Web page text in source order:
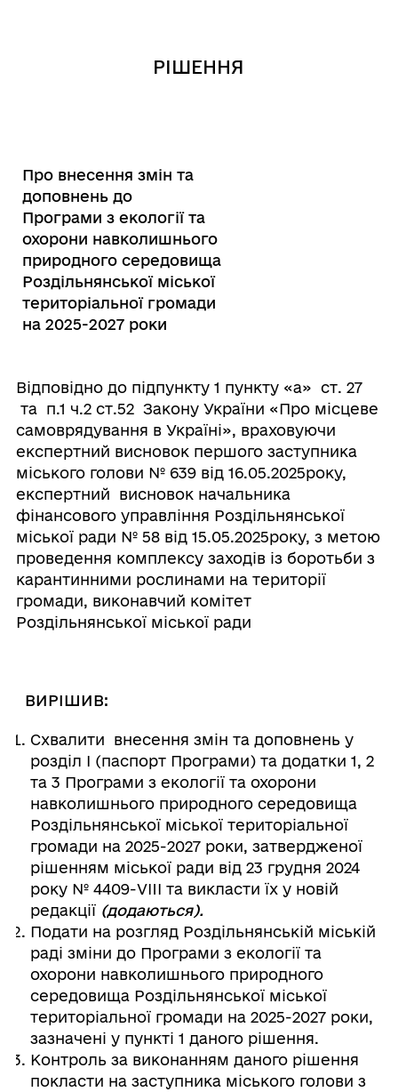
РІШЕННЯ
Про внесення змін та
доповнень до
Програми з екології та
охорони навколишнього
природного середовища
Роздільнянської міської
територіальної громади
на 2025-2027 роки
Відповідно до підпункту 1 пункту «а» ст. 27
та п.1 ч.2 ст.52 Закону України «Про місцеве
самоврядування в Україні», враховуючи
експертний висновок першого заступника
міського голови № 639 від 16.05.2025року,
експертний висновок начальника
фінансового управління Роздільнянської
міської ради № 58 від 15.05.2025року, з метою
проведення комплексу заходів із боротьби з
карантинними рослинами на території
громади, виконавчий комітет
Роздільнянської міської ради
ВИРІШИВ:
Схвалити внесення змін та доповнень у
розділ І (паспорт Програми) та додатки 1, 2
та 3 Програми з екології та охорони
навколишнього природного середовища
Роздільнянської міської територіальної
громади на 2025-2027 роки, затвердженої
рішенням міської ради від 23 грудня 2024
року № 4409-VIII та викласти їх у новій
редакції (додаються).
Подати на розгляд Роздільнянській міській
раді зміни до Програми з екології та
охорони навколишнього природного
середовища Роздільнянської міської
територіальної громади на 2025-2027 роки,
зазначені у пункті 1 даного рішення.
Контроль за виконанням даного рішення
покласти на заступника міського голови з